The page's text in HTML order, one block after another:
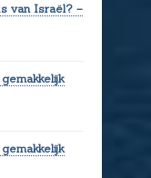
van Israël? –